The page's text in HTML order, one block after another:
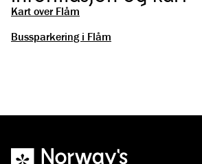
Kart over Flåm
Bussparkering i Flåm